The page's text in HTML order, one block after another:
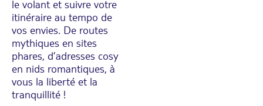
le volant et suivre votre
itinéraire au tempo de
vos envies. De routes
mythiques en sites
phares, d’adresses cosy
en nids romantiques, à
vous la liberté et la
tranquillité !